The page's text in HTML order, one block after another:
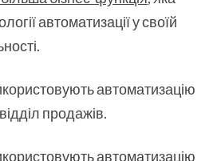
автоматизації у своїй
автоматизацію
продажів.
автоматизацію